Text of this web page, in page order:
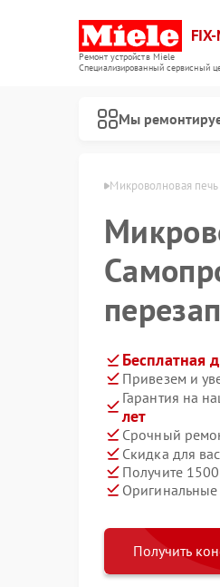
Ремонт устройств Miele
Специализированный cервисный
Мы
в Владивостоке Микроволновая
Бесплатная
Привезем и
Гарантия на
лет
Срочный
Скидка для
Получите
Получить